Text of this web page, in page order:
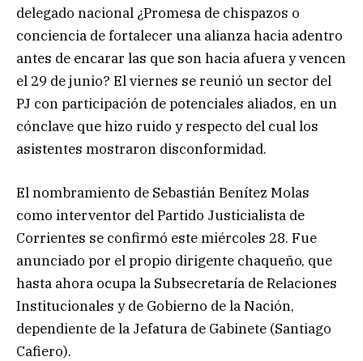
delegado nacional ¿Promesa de chispazos o
conciencia de fortalecer una alianza hacia adentro
antes de encarar las que son hacia afuera y vencen
el 29 de junio? El viernes se reunió un sector del
PJ con participación de potenciales aliados, en un
cónclave que hizo ruido y respecto del cual los
asistentes mostraron disconformidad.
El nombramiento de Sebastián Benítez Molas
como interventor del Partido Justicialista de
Corrientes se confirmó este miércoles 28. Fue
anunciado por el propio dirigente chaqueño, que
hasta ahora ocupa la Subsecretaría de Relaciones
Institucionales y de Gobierno de la Nación,
dependiente de la Jefatura de Gabinete (Santiago
Cafiero).